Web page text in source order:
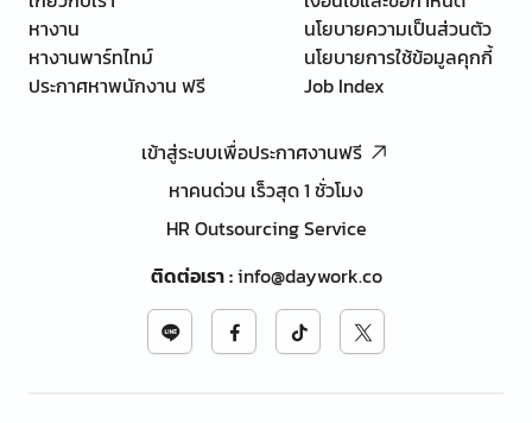
หางาน
หางานพาร์ทไทม์
ประกาศหาพนักงาน ฟรี
นโยบายความเป็นส่วนตัว
นโยบายการใช้ข้อมูลคุกกี้
Job Index
เข้าสู่ระบบเพื่อประกาศงานฟรี
หาคนด่วน เร็วสุด 1 ชั่วโมง
HR Outsourcing Service
ติดต่อเรา:info@daywork.co